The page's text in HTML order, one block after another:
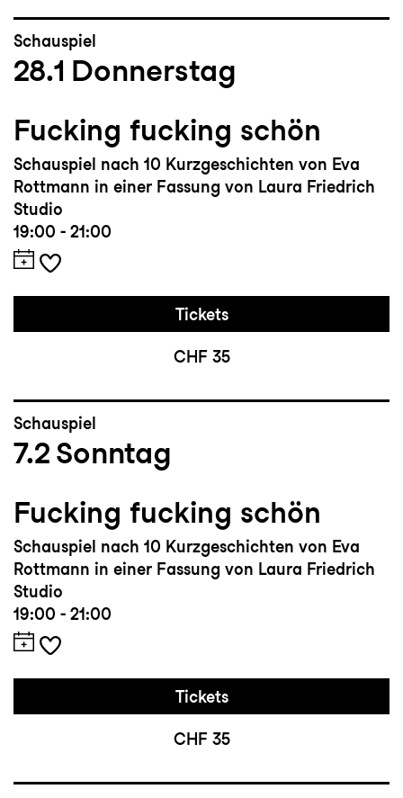
Schauspiel
28.1 Donnerstag
Fucking fucking schön
Schauspiel nach 10 Kurzgeschichten von Eva
Rottmann in einer Fassung von Laura Friedrich
Studio
19:00 - 21:00
Tickets
CHF 35
Schauspiel
7.2 Sonntag
Fucking fucking schön
Schauspiel nach 10 Kurzgeschichten von Eva
Rottmann in einer Fassung von Laura Friedrich
Studio
19:00 - 21:00
Tickets
CHF 35